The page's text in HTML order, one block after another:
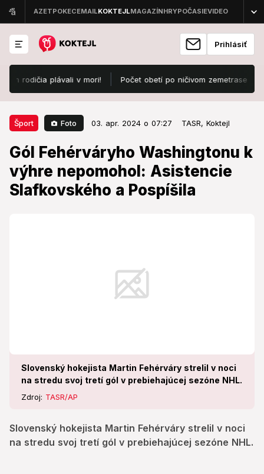
Prihlásiť
plávali v mori! Počet obetí po ničivom zemetrasení v
Šport Foto 03. apr. 2024 o 07:27 TASR, Koktejl
Gól Fehérváryho Washingtonu k
výhre nepomohol: Asistencie
Slafkovského a Pospíšila
Slovenský hokejista Martin Fehérváry strelil v noci
na stredu svoj tretí gól v prebiehajúcej sezóne NHL.
Zdroj: TASR/AP
Slovenský hokejista Martin Fehérváry strelil v noci
na stredu svoj tretí gól v prebiehajúcej sezóne NHL.
Šport 03. apr. 2024 o 07:27
Gól Fehérváryho Washingtonu k
výhre nepomohol: Asistencie
Slafkovského a Pospíšila